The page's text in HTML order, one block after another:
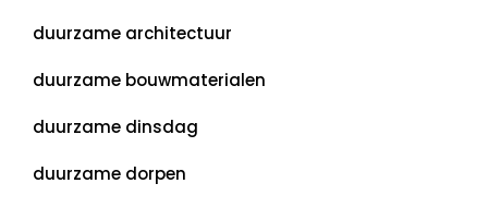
duurzame architectuur
duurzame bouwmaterialen
duurzame dinsdag
duurzame dorpen